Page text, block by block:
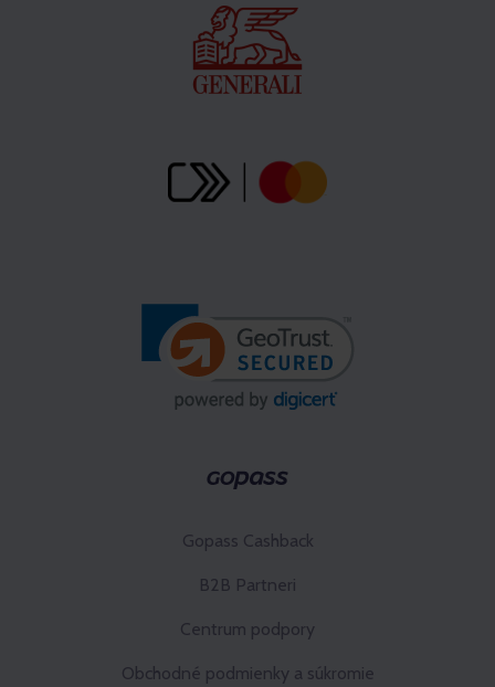
Gopass Cashback
B2B Partneri
Centrum podpory
Obchodné podmienky a súkromie